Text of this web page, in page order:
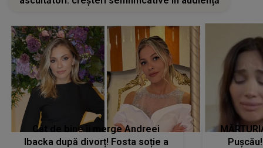
Cât de bine îi merge Andreei
Ibacka după divorț! Fosta soție a